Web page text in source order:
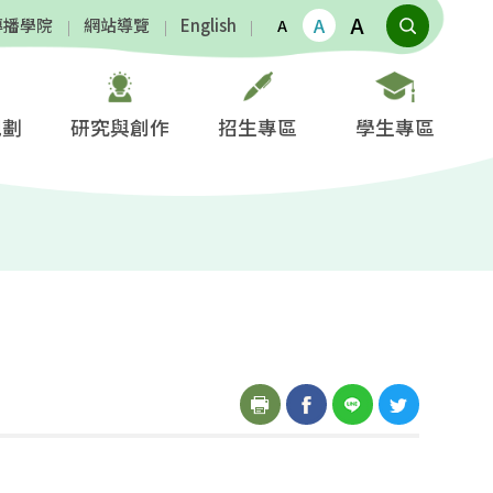
學院 網站導覽 English A A A
研究與創作 招生專區 學生專區